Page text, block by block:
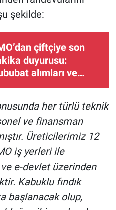
şekilde:
çiftçiye son
duyurusu:
alımları ve
sistemi başladı!
her türlü teknik
ve finansman
Üreticilerimiz 12
iş yerleri ile
e-devlet üzerinden
Kabuklu fındık
başlanacak olup,